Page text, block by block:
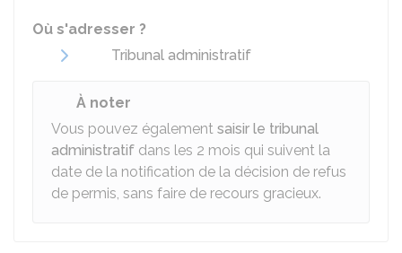
Où s'adresser ?
Tribunal administratif
À noter
Vous pouvez également saisir le tribunal
administratif dans les 2 mois qui suivent la
date de la notification de la décision de refus
de permis, sans faire de recours gracieux.